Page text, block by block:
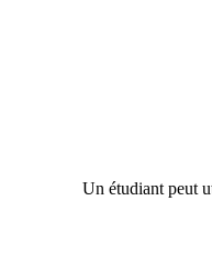
Un étudiant peut